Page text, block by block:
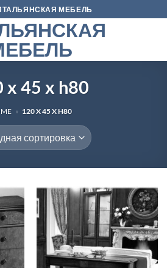
МЕБЕЛЬ
x 45 x h80
» 120 X 45 X H80